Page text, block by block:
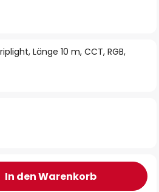
Länge 10 m, CCT, RGB,
In den Warenkorb